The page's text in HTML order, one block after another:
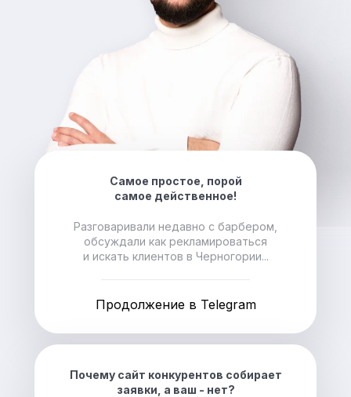
Самое простое, порой
самое действенное!
Разговаривали недавно с барбером,
обсуждали как рекламироваться
и искать клиентов в Черногории...
Продолжение в Telegram
Почему сайт конкурентов собирает
заявки, а ваш - нет?